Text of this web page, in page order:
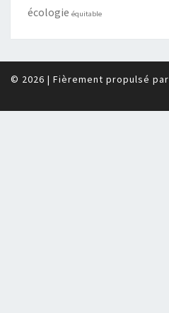
écologie équitable
© 2026 | Fièrement propulsé par